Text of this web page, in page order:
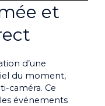
et
d’une
du moment,
caméra. Ce
événements